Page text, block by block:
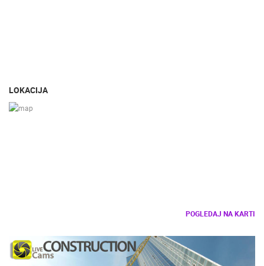
LOKACIJA
POGLEDAJ NA KARTI